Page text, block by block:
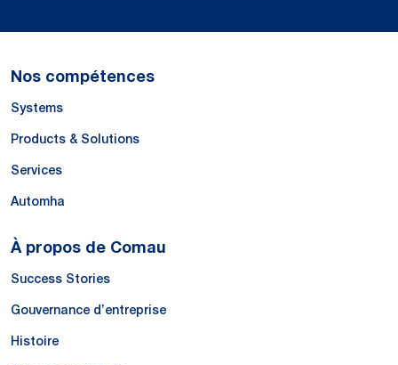
Nos compétences
Systems
Products & Solutions
Services
Automha
À propos de Comau
Success Stories
Gouvernance d’entreprise
Histoire